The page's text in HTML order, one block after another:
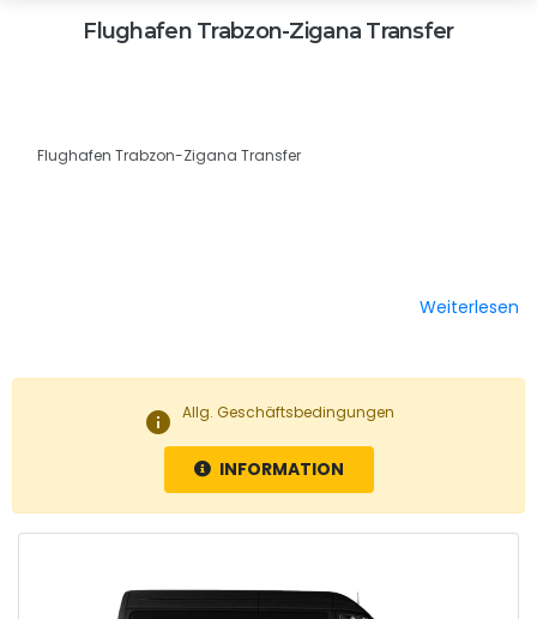
Flughafen Trabzon-Zigana Transfer
Flughafen Trabzon-Zigana Transfer
Weiterlesen
info Allg. Geschäftsbedingungen
INFORMATION